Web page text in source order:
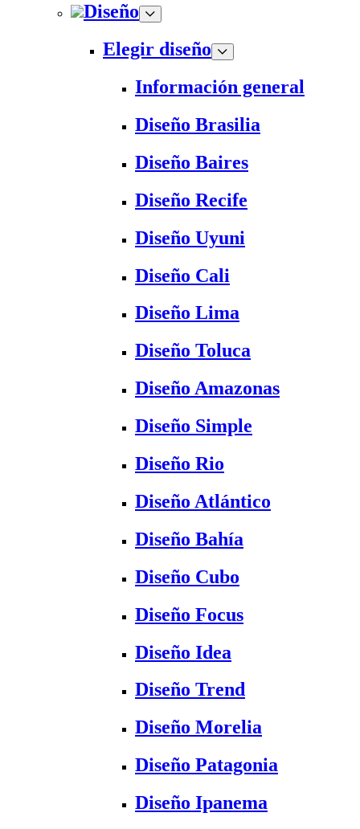
Diseño
Elegir diseño
Información general
Diseño Brasilia
Diseño Baires
Diseño Recife
Diseño Uyuni
Diseño Cali
Diseño Lima
Diseño Toluca
Diseño Amazonas
Diseño Simple
Diseño Rio
Diseño Atlántico
Diseño Bahía
Diseño Cubo
Diseño Focus
Diseño Idea
Diseño Trend
Diseño Morelia
Diseño Patagonia
Diseño Ipanema